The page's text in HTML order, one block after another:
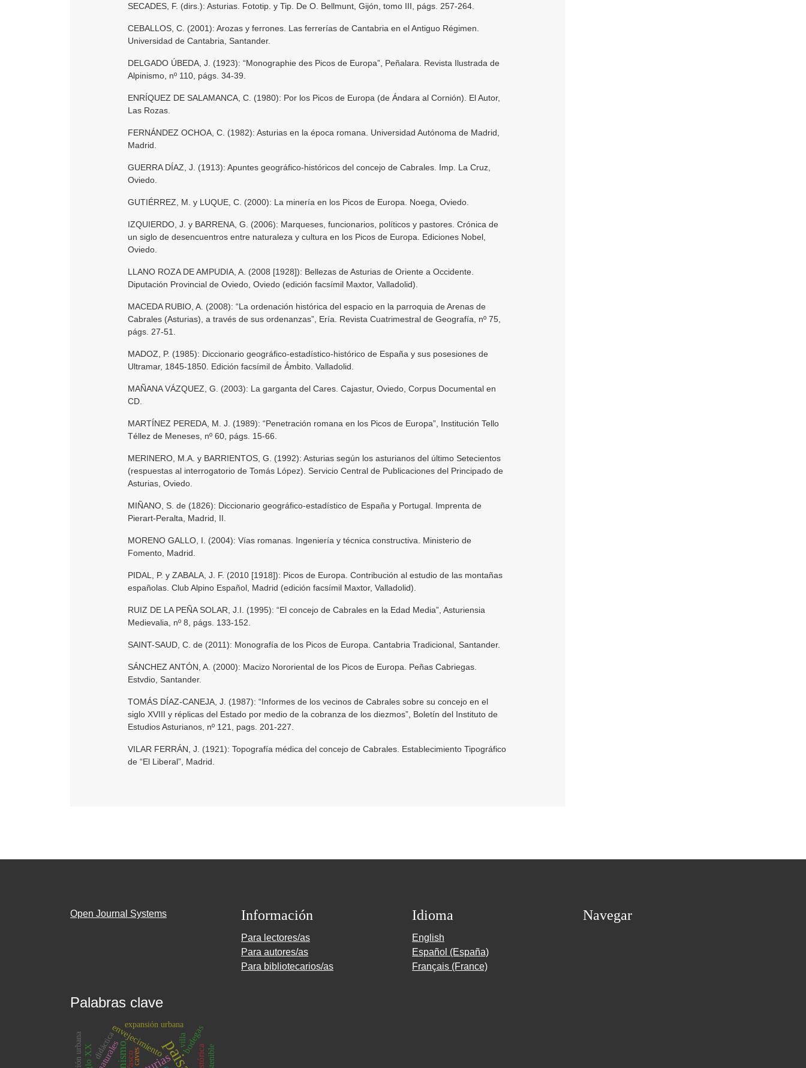
SECADES, F. (dirs.): Asturias. Fototip. y Tip. De O. Bellmunt, Gijón, tomo III, págs. 257-264.
CEBALLOS, C. (2001): Arozas y ferrones. Las ferrerías de Cantabria en el Antiguo Régimen.
Universidad de Cantabria, Santander.
DELGADO ÚBEDA, J. (1923): “Monographie des Picos de Europa”, Peñalara. Revista Ilustrada de
Alpinismo, nº 110, págs. 34-39.
ENRÍQUEZ DE SALAMANCA, C. (1980): Por los Picos de Europa (de Ándara al Cornión). El Autor,
Las Rozas.
FERNÁNDEZ OCHOA, C. (1982): Asturias en la época romana. Universidad Autónoma de Madrid,
Madrid.
GUERRA DÍAZ, J. (1913): Apuntes geográfico-históricos del concejo de Cabrales. Imp. La Cruz,
Oviedo.
GUTIÉRREZ, M. y LUQUE, C. (2000): La minería en los Picos de Europa. Noega, Oviedo.
IZQUIERDO, J. y BARRENA, G. (2006): Marqueses, funcionarios, políticos y pastores. Crónica de
un siglo de desencuentros entre naturaleza y cultura en los Picos de Europa. Ediciones Nobel,
Oviedo.
LLANO ROZA DE AMPUDIA, A. (2008 [1928]): Bellezas de Asturias de Oriente a Occidente.
Diputación Provincial de Oviedo, Oviedo (edición facsímil Maxtor, Valladolid).
MACEDA RUBIO, A. (2008): “La ordenación histórica del espacio en la parroquia de Arenas de
Cabrales (Asturias), a través de sus ordenanzas”, Ería. Revista Cuatrimestral de Geografía, nº 75,
págs. 27-51.
MADOZ, P. (1985): Diccionario geográfico-estadístico-histórico de España y sus posesiones de
Ultramar, 1845-1850. Edición facsímil de Ámbito. Valladolid.
MAÑANA VÁZQUEZ, G. (2003): La garganta del Cares. Cajastur, Oviedo, Corpus Documental en
CD.
MARTÍNEZ PEREDA, M. J. (1989): “Penetración romana en los Picos de Europa”, Institución Tello
Téllez de Meneses, nº 60, págs. 15-66.
MERINERO, M.A. y BARRIENTOS, G. (1992): Asturias según los asturianos del último Setecientos
(respuestas al interrogatorio de Tomás López). Servicio Central de Publicaciones del Principado de
Asturias, Oviedo.
MIÑANO, S. de (1826): Diccionario geográfico-estadístico de España y Portugal. Imprenta de
Pierart-Peralta, Madrid, II.
MORENO GALLO, I. (2004): Vías romanas. Ingeniería y técnica constructiva. Ministerio de
Fomento, Madrid.
PIDAL, P. y ZABALA, J. F. (2010 [1918]): Picos de Europa. Contribución al estudio de las montañas
españolas. Club Alpino Español, Madrid (edición facsímil Maxtor, Valladolid).
RUIZ DE LA PEÑA SOLAR, J.I. (1995): “El concejo de Cabrales en la Edad Media”, Asturiensia
Medievalia, nº 8, págs. 133-152.
SAINT-SAUD, C. de (2011): Monografía de los Picos de Europa. Cantabria Tradicional, Santander.
SÁNCHEZ ANTÓN, A. (2000): Macizo Nororiental de los Picos de Europa. Peñas Cabriegas.
Estvdio, Santander.
TOMÁS DÍAZ-CANEJA, J. (1987): “Informes de los vecinos de Cabrales sobre su concejo en el
siglo XVIII y réplicas del Estado por medio de la cobranza de los diezmos”, Boletín del Instituto de
Estudios Asturianos, nº 121, pags. 201-227.
VILAR FERRÁN, J. (1921): Topografía médica del concejo de Cabrales. Establecimiento Tipográfico
de “El Liberal”, Madrid.
Open Journal Systems Información
Para lectores/as
Para autores/as
Para bibliotecarios/as
Idioma
English
Español (España)
Français (France)
Navegar
Palabras clave
envejecimiento
siglo XX
bodegas
expansión urbana
didáctica villa
caves